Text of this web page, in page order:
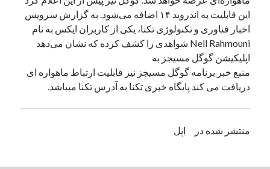
نوامبر 2023
اکتبر 2023
سپتامبر 2023
آگوست 2023
جولای 2023
دسامبر 2022
دسته‌ها
این قابلیت به اندروید ۱۴ اضافه می‌شود. به گزارش سرویس
اخبار فناوری و تکنولوژی تکنا، یکی از کاربران ایکس به نام
Nell Rahmouni شواهدی را کشف کرده که نشان می‌دهد
اپلیکیشن گوگل مسیجز به
منبع خبر برنامه گوگل مسیجز نیز قابلیت ارتباط ماهواره ای
دریافت می کند پایگاه خبری تکنا به آدرس تکنا میباشد.
منتشر شده در اپل